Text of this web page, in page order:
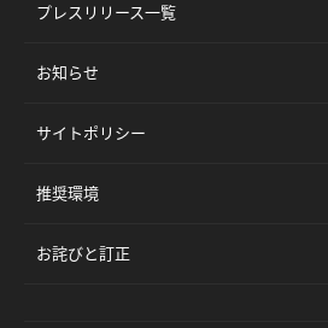
プレスリリース一覧
お知らせ
サイトポリシー
推奨環境
お詫びと訂正